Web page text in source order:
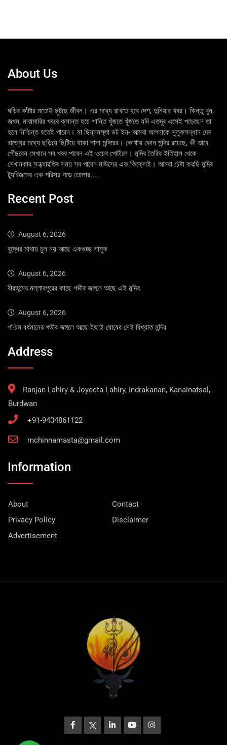
About Us
ঘড়ির কাঁটার মতোই ছুটছে জীবন। এর মধ্যে রাখতে হবে দেশ, দুনিয়ার খবর। কিন্তু খুন,
জখম, মারামারির খবরে ক্লান্ত হয়ে শান্তি খুঁজতে খুঁজতে যদি এতদূর এসেই পড়েছেন তা
হলে নিশ্চিন্ত হতেই পারেন। মা ছিন্নমস্তা ডট ইন- আমরা আপনাকে সুলুকসন্ধান দেব
রাজ্যের মধ্যে ছড়িয়ে ছিটিয়ে থাকা নানা মন্দিরের। কোথায় কোন মন্দির রয়েছে, কী ভাবে
পৌঁছবেন সেখানে সব খবর পাবেন এই ওয়েব পোর্টালে। মন্দির তৈরির ইতিহাস থেকে
সেখানকার সন্ধ্যারতির সময় সব পাবেন মাউসের এক কিক্লেই। আমরা চেষ্টা করছি মন্দির
ট্যুরিজমের এক পরিসর গড়ে তোলার....
Recent Post
August 6, 2026
বুদ্ধের মাথায় চুল নয় আছে একগুচ্ছ শামুক
August 6, 2026
বীরভূমের মল্লারপুরের কাছে গভীর জঙ্গলে আছে এই মন্দির
August 6, 2026
পশ্চিম বর্ধমানের গভীর জঙ্গলে আছে ইছাই ঘোষের সেই বিখ্যাত মন্দির
Address
Ranjan Lahiry & Joyeeta Lahiry, Indrakanan, Kanainatsal,
Burdwan
+91-9434861122
mchinnamasta@gmail.com
Information
About
Contact
Privacy Policy
Disclaimer
Advertisement